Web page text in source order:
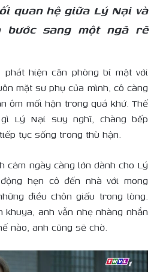
quan hệ giữa Lý Nại và
bước sang một ngã rẽ
hiện căn phòng bí mật với
mặt sư phụ của mình, cô càng
ôm mối hận trong quá khứ. Thế
Lý Nại suy nghĩ, chàng bếp
tục sống trong thù hận.
cảm ngày càng lớn dành cho Lý
hẹn cô đến nhà với mong
điều chôn giấu trong lòng.
anh vẫn nhẹ nhàng nhắn
nào, anh cũng sẽ chờ.